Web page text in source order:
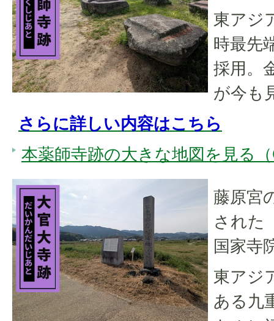
東アジ
時最先
採用。
が今も
さらに詳しい内容はこちら
本薬師寺跡の大きな地図を見る
藤原宮
された
国家寺
東アジ
ある九